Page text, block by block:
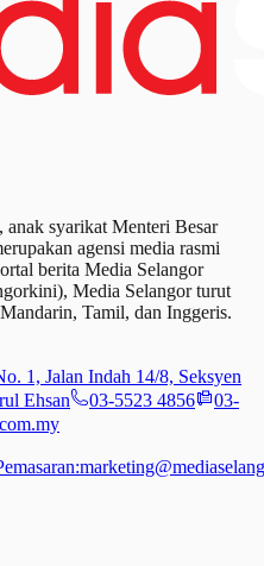
syarikat Menteri Besar
agensi media rasmi
berita Media Selangor
Media Selangor turut
Tamil, dan Inggeris.
1, Jalan Indah 14/8, Seksyen
Ehsan
03-5523 4856
03-